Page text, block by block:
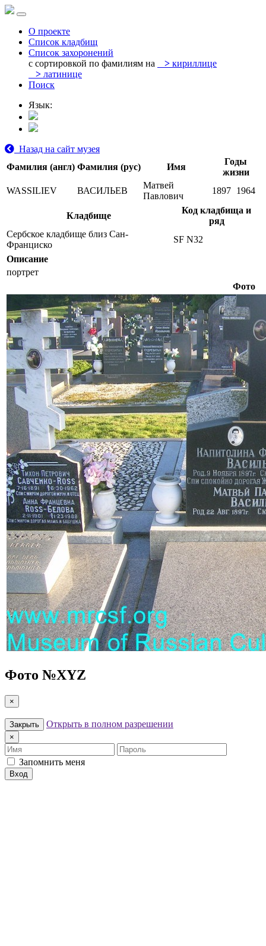
О проекте
Список кладбищ
Список захоронений
с сортировкой по фамилиям на
> кириллице
> латинице
Поиск
Язык:
Назад на сайт музея
Фамилия (англ) Фамилия (рус) Имя
Годы
жизни
WASSILIEV
ВАСИЛЬЕВ
Матвей
Павлович
1897 1964
Кладбище
Код кладбища и
ряд
Сербское кладбище близ Сан-
Франциско
SF N32
Описание
портрет
Фото
Фото №XYZ
×
Закрыть Открыть в полном разрешении
×
Имя
Пароль
Запомнить меня
Вход